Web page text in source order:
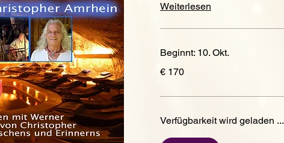
Weiterlesen
Beginnt: 10. Okt.
Euro
€ 170
Verfügbarkeit wird geladen ...